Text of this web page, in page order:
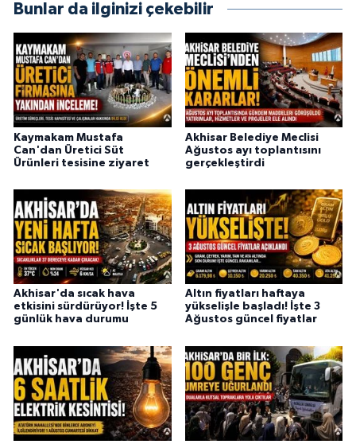
Bunlar da ilginizi çekebilir
Kaymakam Mustafa
Can'dan Üretici Süt
Ürünleri tesisine ziyaret
Akhisar Belediye Meclisi
Ağustos ayı toplantısını
gerçekleştirdi
Akhisar'da sıcak hava
etkisini sürdürüyor! İşte 5
günlük hava durumu
Altın fiyatları haftaya
yükselişle başladı! İşte 3
Ağustos güncel fiyatlar